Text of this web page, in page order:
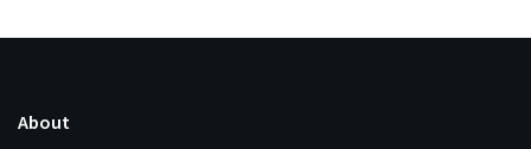
About